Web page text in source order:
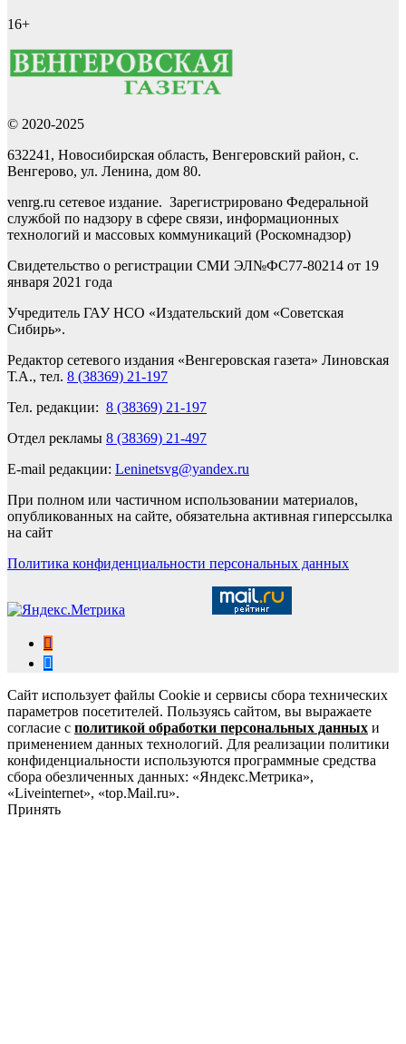
16+
© 2020-2025
632241, Новосибирская область, Венгеровский район, с.
Венгерово, ул. Ленина, дом 80.
venrg.ru сетевое издание. Зарегистрировано Федеральной
службой по надзору в сфере связи, информационных
технологий и массовых коммуникаций (Роскомнадзор)
Свидетельство о регистрации СМИ ЭЛ№ФС77-80214 от 19
января 2021 года
Учредитель ГАУ НСО «Издательский дом «Советская
Сибирь».
Редактор сетевого издания «Венгеровская газета» Линовская
Т.А., тел. 8 (38369) 21-197
Тел. редакции: 8 (38369) 21-197
Отдел рекламы 8 (38369) 21-497
E-mail редакции: Leninetsvg@yandex.ru
При полном или частичном использовании материалов,
опубликованных на сайте, обязательна активная гиперссылка
на сайт
Политика конфиденциальности персональных данных
Сайт использует файлы Cookie и сервисы сбора технических
параметров посетителей. Пользуясь сайтом, вы выражаете
согласие с политикой обработки персональных данных и
применением данных технологий. Для реализации политики
конфиденциальности используются программные средства
сбора обезличенных данных: «Яндекс.Метрика»,
«Liveinternet», «top.Mail.ru».
Принять